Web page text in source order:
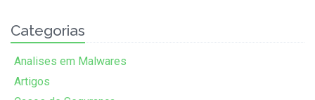
Categorias
Analises em Malwares
Artigos